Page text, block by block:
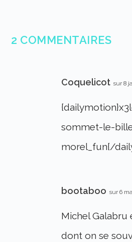
2 COMMENTAIRES
Coquelicot sur 8
sommet-le-
morel_fun{/
bootaboo sur 6
Michel
dont on se